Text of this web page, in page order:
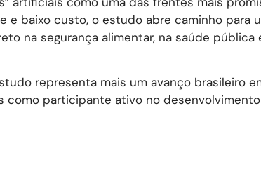
e baixo custo, o estudo abre caminho para
na segurança alimentar, na saúde
representa mais um avanço brasileiro
como participante ativo no